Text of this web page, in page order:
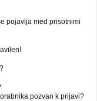
pojavlja med prisotnimi
pozvan k prijavi?